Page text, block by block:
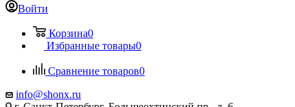
Войти
Корзина0
Избранные товары0
Сравнение товаров0
info@shonx.ru